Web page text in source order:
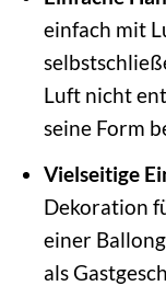
einfach mit
Luft nicht
seine Form
Vielseitige
Dekoration
einer
als